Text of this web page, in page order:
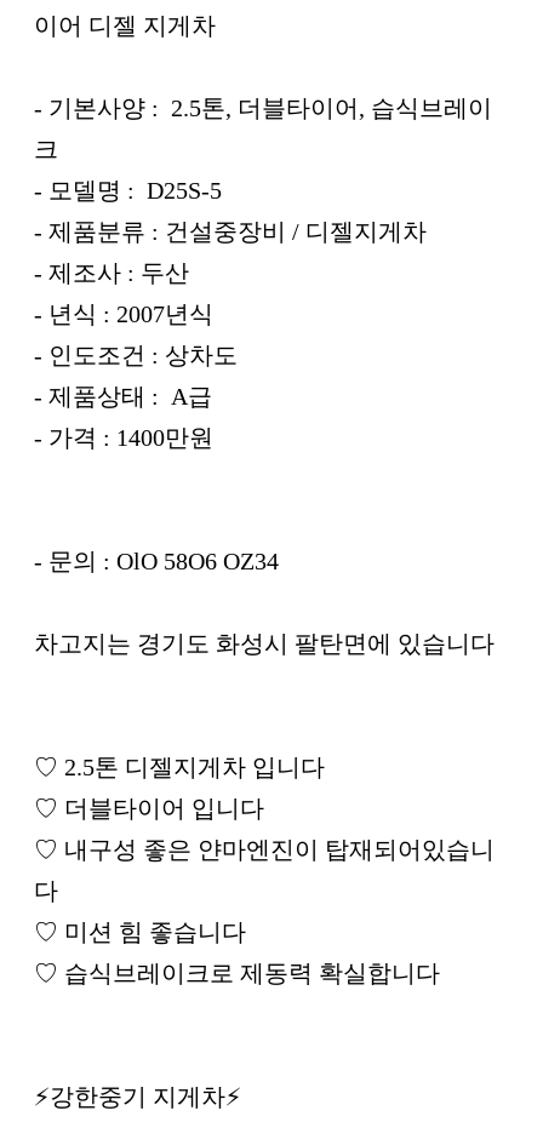
이어 디젤 지게차
- 기본사양 : 2.5톤, 더블타이어, 습식브레이
크
- 모델명 : D25S-5
- 제품분류 : 건설중장비 / 디젤지게차
- 제조사 : 두산
- 년식 : 2007년식
- 인도조건 : 상차도
- 제품상태 : A급
- 가격 : 1400만원
- 문의 : OlO 58O6 OZ34
차고지는 경기도 화성시 팔탄면에 있습니다
♡ 2.5톤 디젤지게차 입니다
♡ 더블타이어 입니다
♡ 내구성 좋은 얀마엔진이 탑재되어있습니
다
♡ 미션 힘 좋습니다
♡ 습식브레이크로 제동력 확실합니다
⚡강한중기 지게차⚡